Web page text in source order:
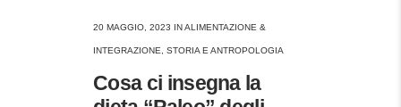
20 MAGGIO, 2023 INALIMENTAZIONE &
INTEGRAZIONE STORIA E ANTROPOLOGIA
Cosa ci insegna la